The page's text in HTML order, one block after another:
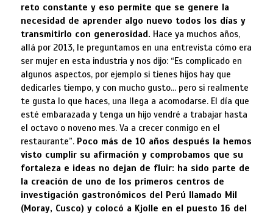
reto constante y eso permite que se genere la
necesidad de aprender algo nuevo todos los días y
transmitirlo con generosidad. Hace ya muchos años,
allá por 2013, le preguntamos en una entrevista cómo era
ser mujer en esta industria y nos dijo: “Es complicado en
algunos aspectos, por ejemplo si tienes hijos hay que
dedicarles tiempo, y con mucho gusto… pero si realmente
te gusta lo que haces, una llega a acomodarse. El día que
esté embarazada y tenga un hijo vendré a trabajar hasta
el octavo o noveno mes. Va a crecer conmigo en el
restaurante”. Poco más de 10 años después la hemos
visto cumplir su afirmación y comprobamos que su
fortaleza e ideas no dejan de fluir: ha sido parte de
la creación de uno de los primeros centros de
investigación gastronómicos del Perú llamado Mil
(Moray, Cusco) y colocó a Kjolle en el puesto 16 del